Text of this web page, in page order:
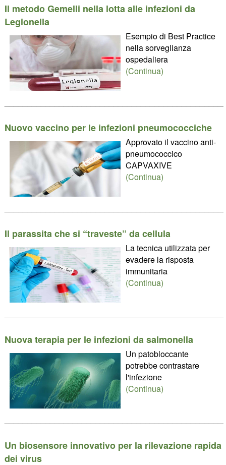
Il metodo Gemelli nella lotta alle infezioni da
Legionella
Esempio di Best Practice
nella sorveglianza
ospedaliera
(Continua)
Nuovo vaccino per le infezioni pneumococciche
Approvato il vaccino anti-
pneumococcico
CAPVAXIVE
(Continua)
Il parassita che si “traveste” da cellula
La tecnica utilizzata per
evadere la risposta
immunitaria
(Continua)
Nuova terapia per le infezioni da salmonella
Un patobloccante
potrebbe contrastare
l'infezione
(Continua)
Un biosensore innovativo per la rilevazione rapida
dei virus